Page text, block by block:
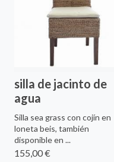
silla de jacinto de
agua
Silla sea grass con cojín en
loneta beis, también
disponible en ...
155,00 €